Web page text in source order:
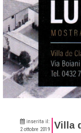
inserita il:
2 ottobre 2019
Villa